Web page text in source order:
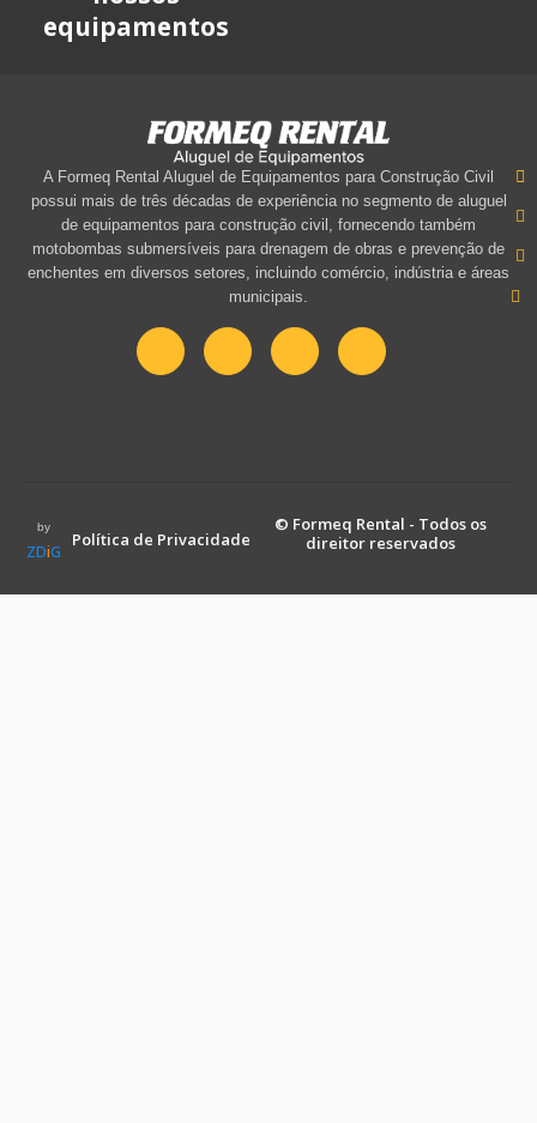
equipamentos
A Formeq Rental Aluguel de Equipamentos para Construção Civil
possui mais de três décadas de experiência no segmento de aluguel
de equipamentos para construção civil, fornecendo também
motobombas submersíveis para drenagem de obras e prevenção de
enchentes em diversos setores, incluindo comércio, indústria e áreas
municipais.
by
ZDiG
Política de Privacidade
© Formeq Rental - Todos os
direitor reservados